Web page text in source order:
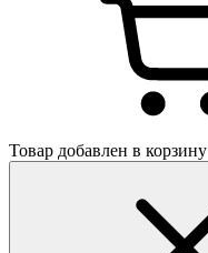
Товар добавлен в корзину